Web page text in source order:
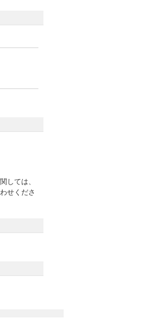
しては、
せくださ